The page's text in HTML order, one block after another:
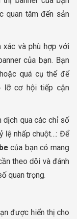
quan tâm đến sản
xác và phù hợp với
của bạn. Bạn
quá cụ thể để
lỡ cơ hội tiếp cận
dịch qua các chỉ số
lệ nhấp chuột…: Để
của bạn có mang
theo dõi và đánh
quan trọng.
được hiển thị cho